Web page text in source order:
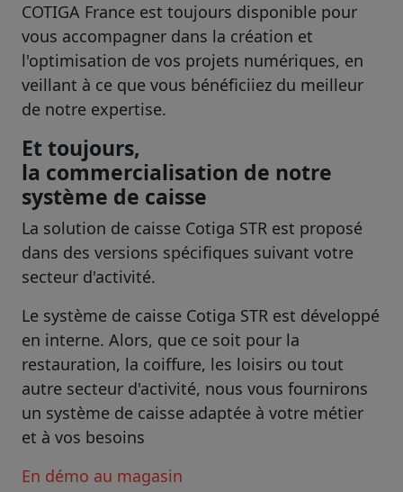
COTIGA France est toujours disponible pour
vous accompagner dans la création et
l'optimisation de vos projets numériques, en
veillant à ce que vous bénéficiiez du meilleur
de notre expertise.
Et toujours,
la commercialisation de notre
système de caisse
La solution de caisse Cotiga STR est proposé
dans des versions spécifiques suivant votre
secteur d'activité.
Le système de caisse Cotiga STR est développé
en interne. Alors, que ce soit pour la
restauration, la coiffure, les loisirs ou tout
autre secteur d'activité, nous vous fournirons
un système de caisse adaptée à votre métier
et à vos besoins
En démo au magasin